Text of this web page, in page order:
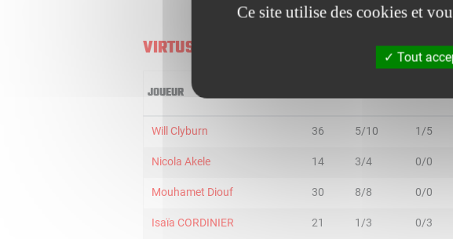
VIRTUS BOLOGNA
JOUEUR
Will Clyburn 36 5/10 1/5
Nicola Akele 14 3/4 0/0
Mouhamet Diouf 30 8/8 0/0
Isaïa CORDINIER 21 1/3 0/3
Ce site utilise des cookies et
Tout